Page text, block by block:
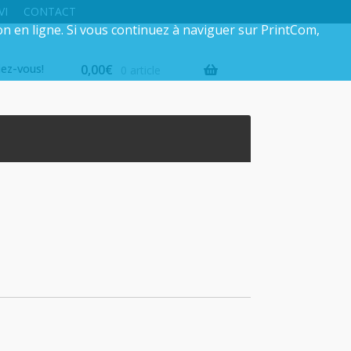
CONTACT
vous!
0,00€
ligne. Si vous continuez à naviguer sur PrintCom,